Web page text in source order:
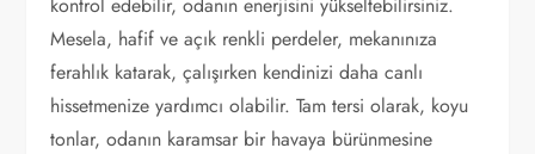
Mesela, hafif ve açık renkli perdeler, mekanınıza
ferahlık katarak, çalışırken kendinizi daha canlı
hissetmenize yardımcı olabilir. Tam tersi olarak, koyu
tonlar, odanın karamsar bir havaya bürünmesine